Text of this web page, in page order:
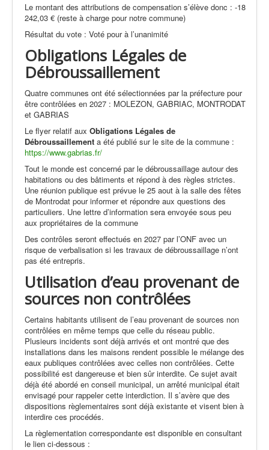
Le montant des attributions de compensation s’élève donc : -18
242,03 € (reste à charge pour notre commune)
Résultat du vote : Voté pour à l’unanimité
Obligations Légales de
Débroussaillement
Quatre communes ont été sélectionnées par la préfecture pour
être contrôlées en 2027 : MOLEZON, GABRIAC, MONTRODAT
et GABRIAS
Le flyer relatif aux Obligations Légales de
Débroussaillement a été publié sur le site de la commune :
https://www.gabrias.fr/
Tout le monde est concerné par le débroussaillage autour des
habitations ou des bâtiments et répond à des règles strictes.
Une réunion publique est prévue le 25 aout à la salle des fêtes
de Montrodat pour informer et répondre aux questions des
particuliers. Une lettre d’information sera envoyée sous peu
aux propriétaires de la commune
Des contrôles seront effectués en 2027 par l’ONF avec un
risque de verbalisation si les travaux de débroussaillage n’ont
pas été entrepris.
Utilisation d’eau provenant de
sources non contrôlées
Certains habitants utilisent de l’eau provenant de sources non
contrôlées en même temps que celle du réseau public.
Plusieurs incidents sont déjà arrivés et ont montré que des
installations dans les maisons rendent possible le mélange des
eaux publiques contrôlées avec celles non contrôlées. Cette
possibilité est dangereuse et bien sûr interdite. Ce sujet avait
déjà été abordé en conseil municipal, un arrêté municipal était
envisagé pour rappeler cette interdiction. Il s’avère que des
dispositions règlementaires sont déjà existante et visent bien à
interdire ces procédés.
La règlementation correspondante est disponible en consultant
le lien ci-dessous :